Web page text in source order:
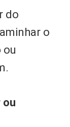
do
o
ou
ou